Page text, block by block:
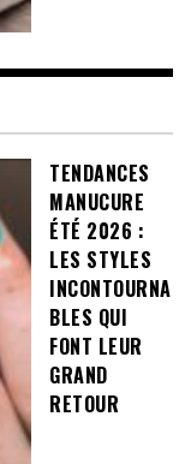
TENDANCES
MANUCURE
ÉTÉ 2026 :
LES STYLES
INCONTOURNA
BLES QUI
FONT LEUR
GRAND
RETOUR